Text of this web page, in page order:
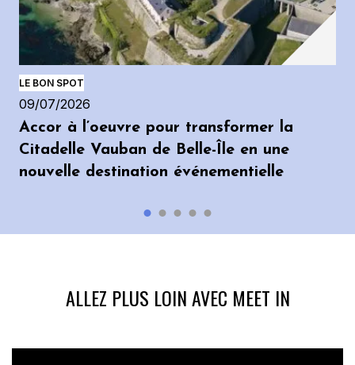
LE BON SPOT
09/07/2026
Accor à l’oeuvre pour transformer la
Citadelle Vauban de Belle-Île en une
nouvelle destination événementielle
ALLEZ PLUS LOIN AVEC MEET IN